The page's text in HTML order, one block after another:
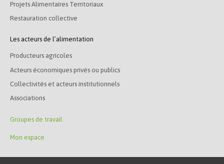
Projets Alimentaires Territoriaux
Restauration collective
Les acteurs de l’alimentation
Producteurs agricoles
Acteurs économiques privés ou publics
Collectivités et acteurs institutionnels
Associations
Groupes de travail
Mon espace